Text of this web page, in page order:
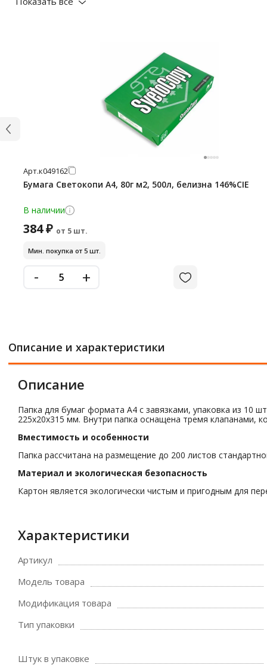
Арт.к049162
Бумага Светокопи А4, 80г м2, 500л, белизна 146%CIE
В наличии
384 ₽ от 5 шт.
Мин. покупка от 5 шт.
- +
Описание и характеристики
Описание
Папка для бумаг формата А4 с завязками, упаковка из 10
225x20x315 мм. Внутри папка оснащена тремя клапанами,
Вместимость и особенности
Папка рассчитана на размещение до 200 листов
Материал и экологическая безопасность
Картон является экологически чистым и пригодным для
Характеристики
Артикул
Модель товара
Модификация товара
Тип упаковки
Штук в упаковке